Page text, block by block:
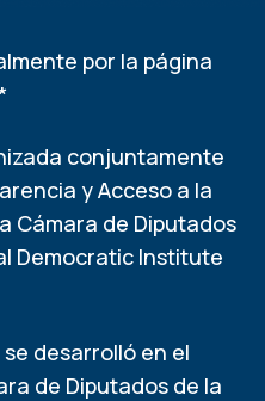
por la página
conjuntamente
y Acceso a la
Cámara de Diputados
Democratic Institute
desarrolló en el
de Diputados de la